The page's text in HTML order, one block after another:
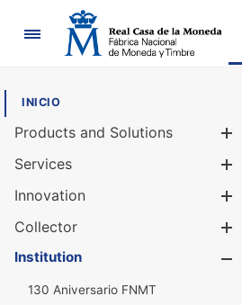
Navigation
INICIO
Products and Solutions
Services
Innovation
Collector
Institution
130 Aniversario FNMT